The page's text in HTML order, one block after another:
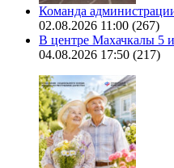
Команда
02.08.2026 11:00 (267)
В центре Махачкалы 5
04.08.2026 17:50 (217)